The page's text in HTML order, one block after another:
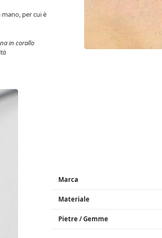
per cui è
in corallo
Marca
Materiale
Pietre / Gemme